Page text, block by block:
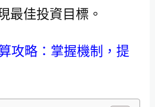
最佳投資目標。
攻略：掌握機制，提